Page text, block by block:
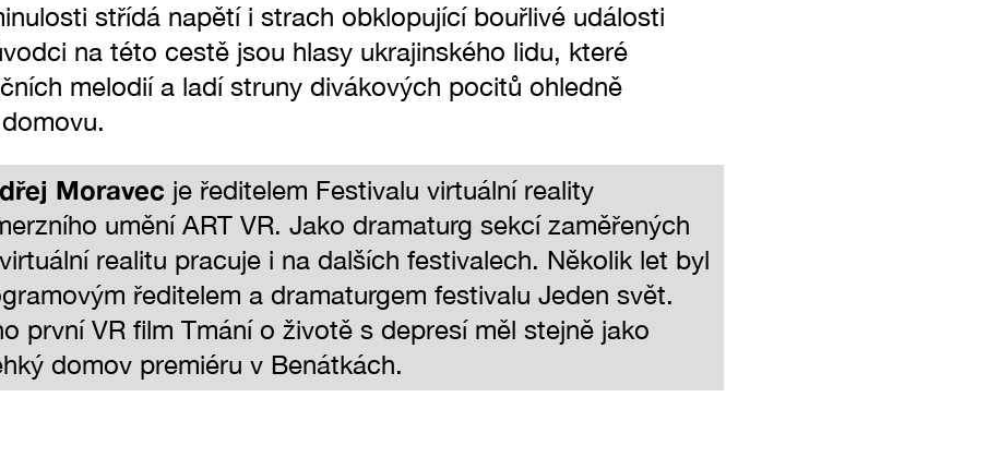
střídá napětí i strach obklopující bouřlivé události
na této cestě jsou hlasy ukrajinského lidu, které
melodií a ladí struny divákových pocitů ohledně
Moravec je ředitelem Festivalu virtuální reality
umění ART VR. Jako dramaturg sekcí zaměřených
realitu pracuje i na dalších festivalech. Několik let byl
ředitelem a dramaturgem festivalu Jeden svět.
první VR film Tmání o životě s depresí měl stejně jako
domov premiéru v Benátkách.